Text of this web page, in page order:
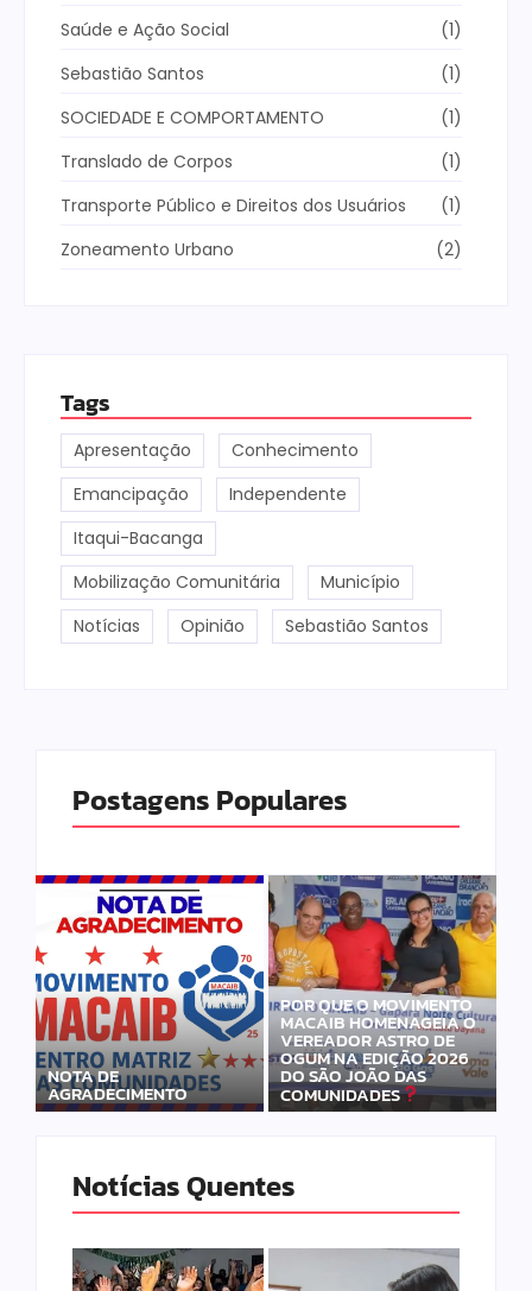
Saúde e Ação Social
(1)
Sebastião Santos
(1)
SOCIEDADE E COMPORTAMENTO
(1)
Translado de Corpos
(1)
Transporte Público e Direitos dos Usuários
(1)
Zoneamento Urbano
(2)
Tags
Apresentação
Conhecimento
Emancipação
Independente
Itaqui-Bacanga
Mobilização Comunitária
Município
Notícias
Opinião Sebastião Santos
Postagens Populares
NOTA DE
AGRADECIMENTO
POR QUE O MOVIMENTO
MACAIB HOMENAGEIA O
VEREADOR ASTRO DE
OGUM NA EDIÇÃO 2026
DO SÃO JOÃO DAS
COMUNIDADES
Notícias Quentes